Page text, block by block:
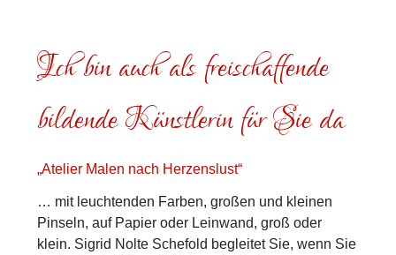
Ich bin auch als freischaffende
bildende Künstlerin für Sie da
„Atelier Malen nach Herzenslust“
… mit leuchtenden Farben, großen und kleinen
Pinseln, auf Papier oder Leinwand, groß oder
klein. Sigrid Nolte Schefold begleitet Sie, wenn Sie